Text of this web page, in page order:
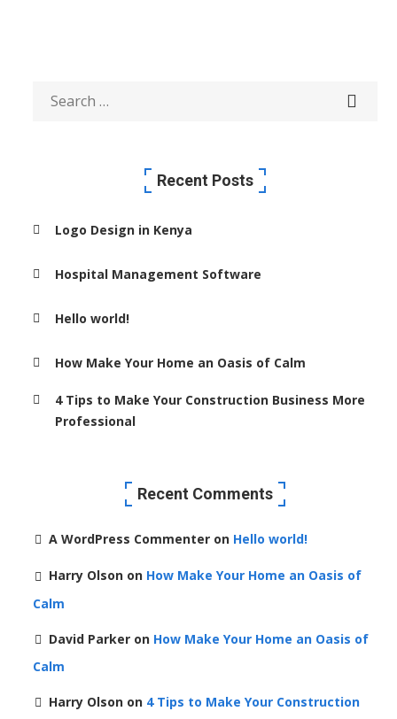
Recent Posts
Logo Design in Kenya
Hospital Management Software
Hello world!
How Make Your Home an Oasis of Calm
4 Tips to Make Your Construction Business More
Professional
Recent Comments
A WordPress Commenter on Hello world!
Harry Olson on How Make Your Home an Oasis of
Calm
David Parker on How Make Your Home an Oasis of
Calm
Harry Olson on 4 Tips to Make Your Construction